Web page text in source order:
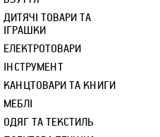
ДИТЯЧІ ТОВАРИ ТА
ІГРАШКИ
ЕЛЕКТРОТОВАРИ
ІНСТРУМЕНТ
КАНЦТОВАРИ ТА КНИГИ
МЕБЛІ
ОДЯГ ТА ТЕКСТИЛЬ